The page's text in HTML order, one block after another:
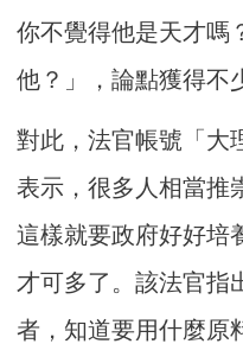
你不覺得他是天才嗎
他？」，論點獲得不
對此，法官帳號「大
表示，很多人相當推
這樣就要政府好好培
才可多了。該法官指
者，知道要用什麼原